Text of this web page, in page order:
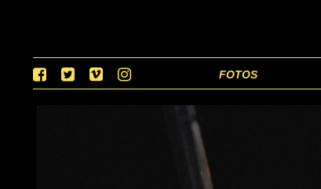
FOTOS